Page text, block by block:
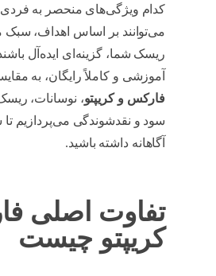
کدام ویژگی‌های منحصر به فردی
می‌توانند بر اساس اهداف، سبک
ریسک شما، گزینه‌ای ایده‌آل
آموزشی و کاملاً رایگان، به
فارکس و کریپتو، نوسانات،
سود و نقدشوندگی می‌پردازیم تا
آگاهانه داشته باشید.
تفاوت اصلی
کریپتو چیست